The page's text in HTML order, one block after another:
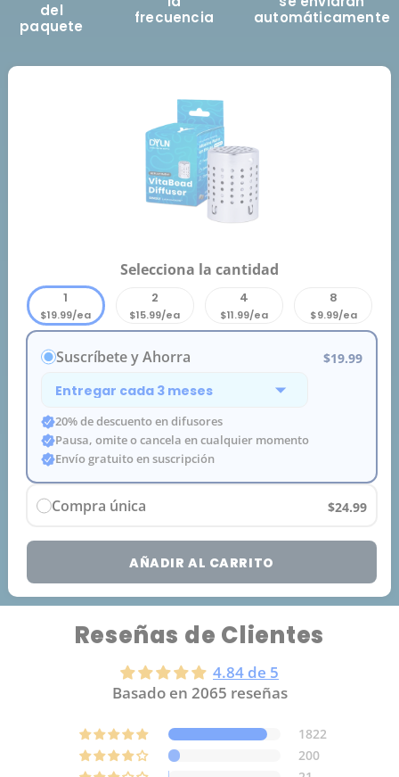
del
paquete
frecuencia
automáticamente
Selecciona la cantidad
1
$19.99/ea
2
$15.99/ea
4
$11.99/ea
8
$9.99/ea
Suscríbete y Ahorra $19.99
20% de descuento en difusores
Pausa, omite o cancela en cualquier momento
Envío gratuito en suscripción
Compra única $24.99
AÑADIR AL CARRITO
Reseñas de Clientes
4.84 de 5
Basado en 2065 reseñas
1822
200